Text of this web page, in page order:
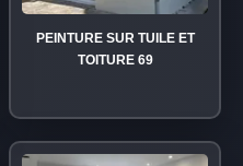
PEINTURE SUR TUILE ET
TOITURE 69